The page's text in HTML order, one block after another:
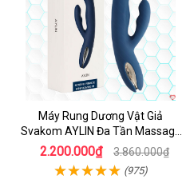
Máy Rung Dương Vật Giả
Svakom AYLIN Đa Tần Massage
Sướng
2.200.000₫ 3.860.000₫
(975)